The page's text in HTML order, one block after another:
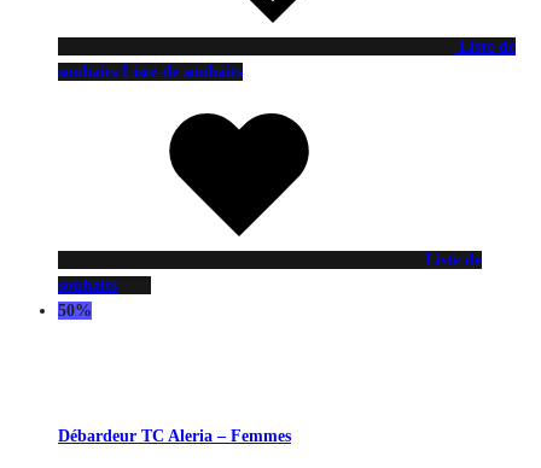
Liste de
souhaits Liste de souhaits
Liste de
souhaits
50%
Débardeur TC Aleria – Femmes